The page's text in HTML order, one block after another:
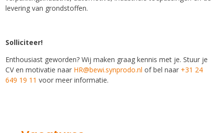
levering van grondstoffen.
Solliciteer!
Enthousiast geworden? Wij maken graag kennis met je. Stuur je
CV en motivatie naar HR@bewi.synprodo.nl of bel naar +31 24
649 19 11 voor meer informatie.